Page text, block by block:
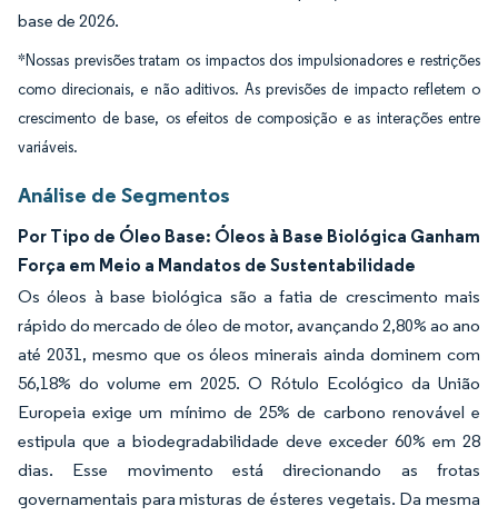
base de 2026.
*Nossas previsões tratam os impactos dos impulsionadores e restrições
como direcionais, e não aditivos. As previsões de impacto refletem o
crescimento de base, os efeitos de composição e as interações entre
variáveis.
Análise de Segmentos
Por Tipo de Óleo Base: Óleos à Base Biológica Ganham
Força em Meio a Mandatos de Sustentabilidade
Os óleos à base biológica são a fatia de crescimento mais
rápido do mercado de óleo de motor, avançando 2,80% ao ano
até 2031, mesmo que os óleos minerais ainda dominem com
56,18% do volume em 2025. O Rótulo Ecológico da União
Europeia exige um mínimo de 25% de carbono renovável e
estipula que a biodegradabilidade deve exceder 60% em 28
dias. Esse movimento está direcionando as frotas
governamentais para misturas de ésteres vegetais. Da mesma